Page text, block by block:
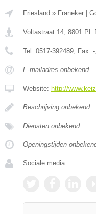
Friesland » Franeker |
Voltastraat 14 8801 PL
Tel: 0517-392489 , Fax: -
E-mailadres onbekend
Website: http://
Beschrijving onbekend
Diensten onbekend
Openingstijden
Sociale media: